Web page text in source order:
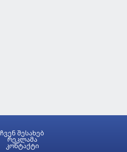
ჩვენ შესახებ
რეკლამა
კონტაქტი